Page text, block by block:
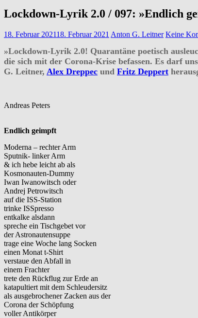
Lockdown-Lyrik 2.0 / 097: »Endlich
18. Februar 202118. Februar 2021 Anton G. Leitner Keine
»Lockdown-Lyrik 2.0! Quarantäne poetisch
die sich mit der Corona-Krise befassen. Es darf
G. Leitner, Alex Dreppec und Fritz Deppert
Andreas Peters
Endlich geimpft
Moderna – rechter Arm
Sputnik- linker Arm
& ich hebe leicht ab als
Kosmonauten-Dummy
Iwan Iwanowitsch oder
Andrej Petrowitsch
auf die ISS-Station
trinke ISSpresso
entkalke alsdann
spreche ein Tischgebet vor
der Astronautensuppe
trage eine Woche lang Socken
einen Monat t-Shirt
verstaue den Abfall in
einem Frachter
trete den Rückflug zur Erde an
katapultiert mit dem Schleudersitz
als ausgebrochener Zacken aus der
Corona der Schöpfung
voller Antikörper